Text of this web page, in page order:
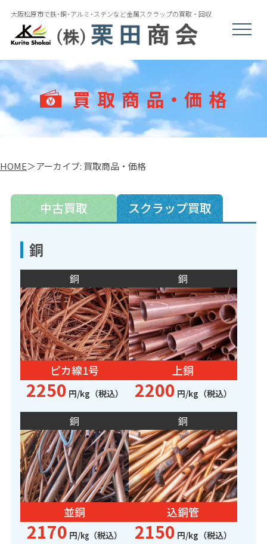
大阪松原市で鉄･銅･アルミ･ステンなど金属スクラップの買取・回収
ナ
ー
シ
ョ
ン
を
買 取 商 品・価 格
HOME アーカイブ: 買取商品・価格
中古買取 スクラップ買取
銅
銅
ピカ線1号
2250 円/kg（税込）
銅
上銅
2200 円/kg（税込）
銅
並銅
2170 円/㎏（税込）
銅
込銅管
2150 円/kg（税込）